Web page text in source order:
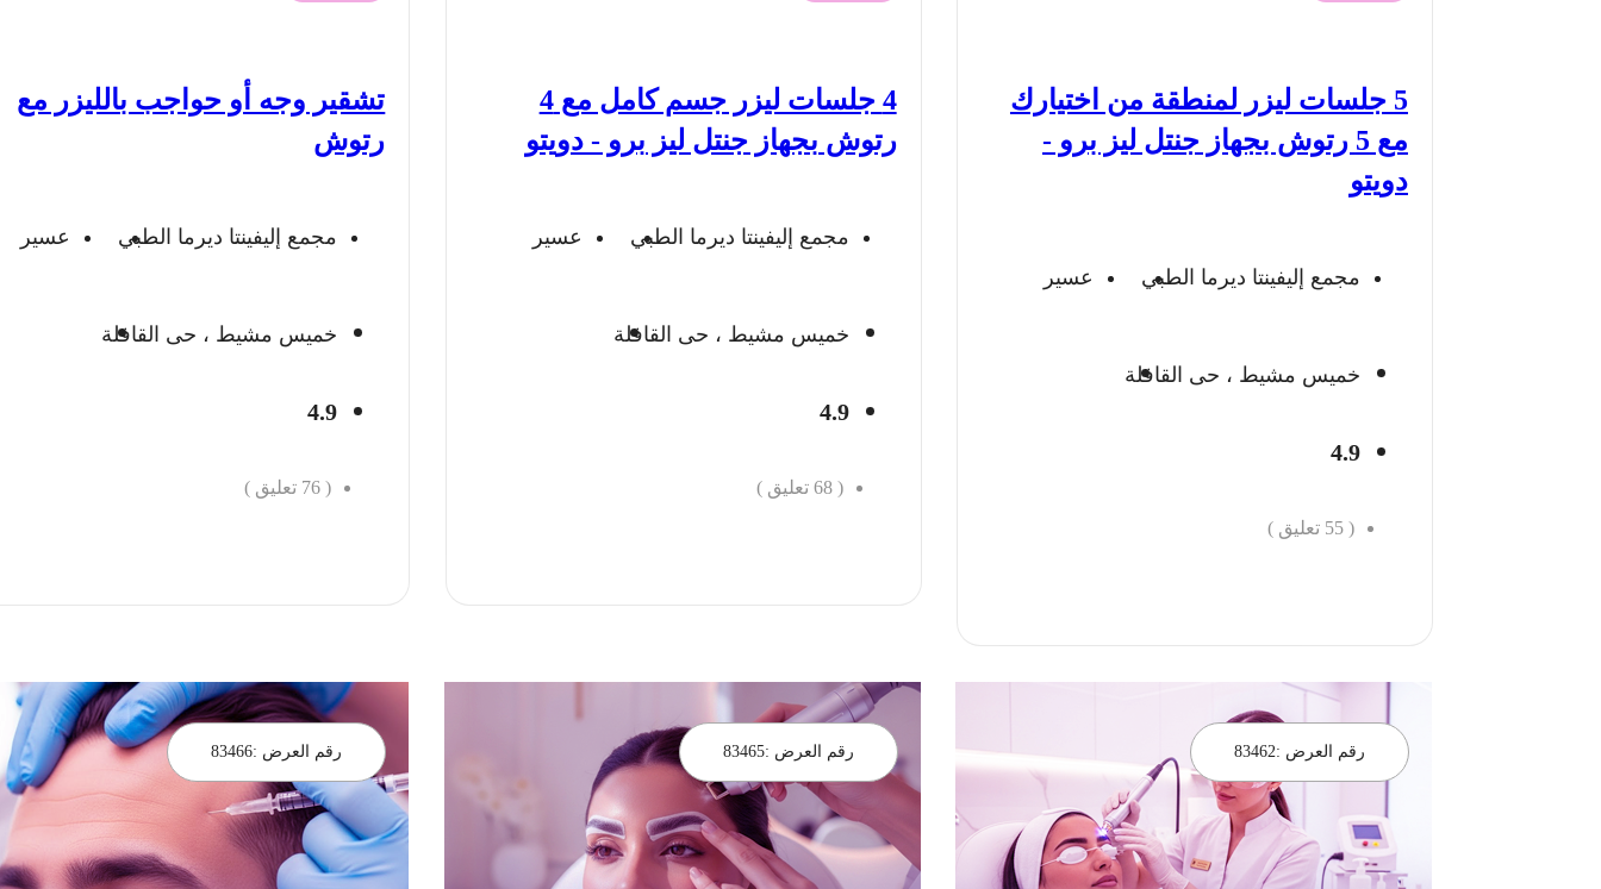
500 ريال. 249 ريال.
5 جلسات ليزر لمنطقة من اختيارك
مع 5 رتوش بجهاز جنتل ليز برو -
دويتو
مجمع إليفينتا ديرما الطبي عسير
خميس مشيط ، حى القافلة
4.9
(
55 تعليق )
2,000 ريال. 799 ريال.
4 جلسات ليزر جسم كامل مع 4
رتوش بجهاز جنتل ليز برو - دويتو
مجمع إليفينتا ديرما الطبي عسير
خميس مشيط ، حى القافلة
4.9
(
68 تعليق )
تشقير وجه أو حواجب بالليزر مع
رتوش
مجمع إليفينتا ديرما الطبي عسير
خميس مشيط ، حى القافلة
4.9
(
76 تعليق )
رقم العرض :83462 رقم العرض :83465 رقم العرض :83466